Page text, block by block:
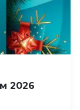
2026